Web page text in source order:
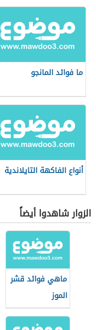
ما فوائد المانجو
أنواع الفاكهة التايلاندية
الزوار شاهدوا أيضاً
ماهي فوائد قشر
الموز